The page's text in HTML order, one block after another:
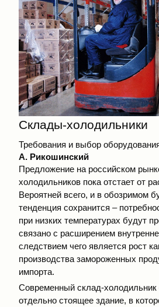
Склады-холодильники
Требования и выбор
А. Рикошинский
Предложение на российском
холодильников пока отстает от
Вероятней всего, и в обозримом
тенденция сохранится –
при низких температурах будут
связано с расширением
следствием чего является рост
производства замороженных
импорта.
Современный склад-холодильник
отдельно стоящее здание, в